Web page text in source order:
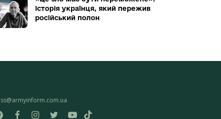
історія українця, який пережив
російський полон